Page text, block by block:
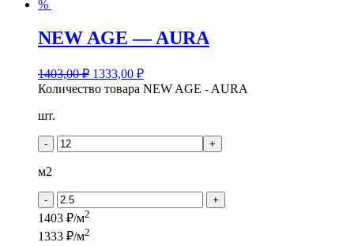
%
NEW AGE — AURA
1403,00₽ 1333,00 ₽
Количество товара NEW AGE - AURA
шт.
- +
м2
- +
1403 ₽/м2
1333 ₽/м2